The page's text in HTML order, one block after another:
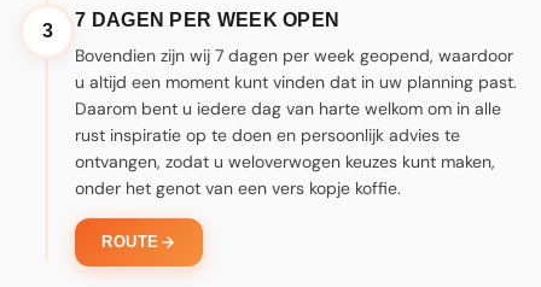
3
7 DAGEN PER WEEK OPEN
Bovendien zijn wij 7 dagen per week geopend, waardoor
u altijd een moment kunt vinden dat in uw planning past.
Daarom bent u iedere dag van harte welkom om in alle
rust inspiratie op te doen en persoonlijk advies te
ontvangen, zodat u weloverwogen keuzes kunt maken,
onder het genot van een vers kopje koffie.
ROUTE